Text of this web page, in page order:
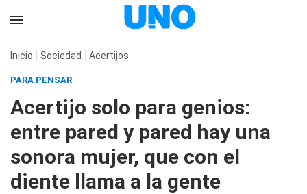
Inicio Sociedad Acertijos
PARA PENSAR
Acertijo solo para genios:
entre pared y pared hay una
sonora mujer, que con el
diente llama a la gente